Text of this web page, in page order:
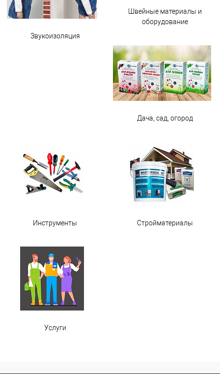
Звукоизоляция
Швейные материалы и
оборудование
Дача, сад, огород
Инструменты Стройматериалы
Услуги